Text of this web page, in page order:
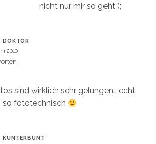
nicht nur mir so geht (;
DOKTOR
2010
sind wirklich sehr gelungen… echt
so fototechnisch
KUNTERBUNT